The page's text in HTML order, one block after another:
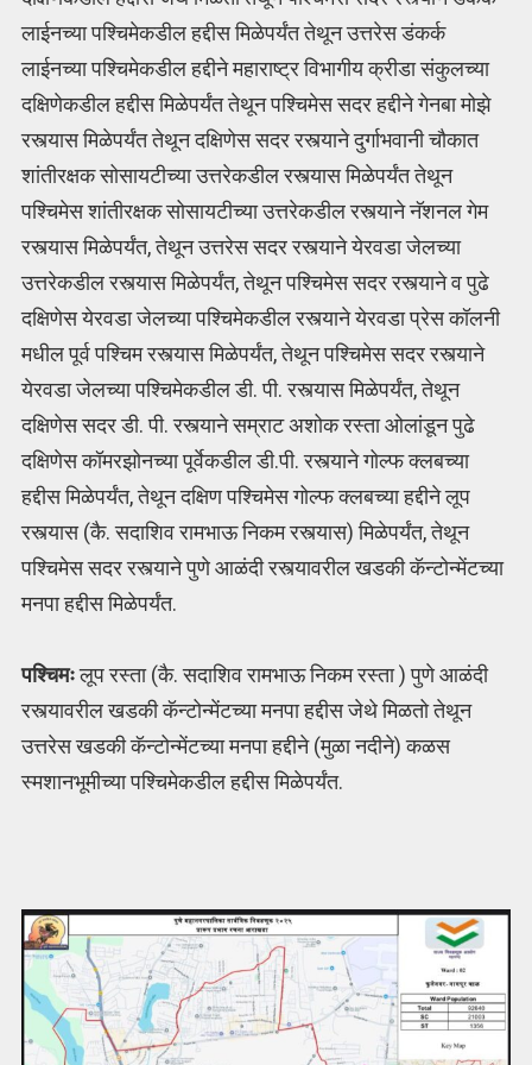
लाईनच्या पश्चिमेकडील हद्दीस मिळेपर्यंत तेथून उत्तरेस डंकर्क
लाईनच्या पश्चिमेकडील हद्दीने महाराष्ट्र विभागीय क्रीडा संकुलच्या
दक्षिणेकडील हद्दीस मिळेपर्यंत तेथून पश्चिमेस सदर हद्दीने गेनबा मोझे
रस्त्यास मिळेपर्यंत तेथून दक्षिणेस सदर रस्त्याने दुर्गाभवानी चौकात
शांतीरक्षक सोसायटीच्या उत्तरेकडील रस्त्यास मिळेपर्यंत तेथून
पश्चिमेस शांतीरक्षक सोसायटीच्या उत्तरेकडील रस्त्याने नॅशनल गेम
रस्त्यास मिळेपर्यंत, तेथून उत्तरेस सदर रस्त्याने येरवडा जेलच्या
उत्तरेकडील रस्त्यास मिळेपर्यंत, तेथून पश्चिमेस सदर रस्त्याने व पुढे
दक्षिणेस येरवडा जेलच्या पश्चिमेकडील रस्त्याने येरवडा प्रेस कॉलनी
मधील पूर्व पश्चिम रस्त्यास मिळेपर्यंत, तेथून पश्चिमेस सदर रस्त्याने
येरवडा जेलच्या पश्चिमेकडील डी. पी. रस्त्यास मिळेपर्यंत, तेथून
दक्षिणेस सदर डी. पी. रस्त्याने सम्राट अशोक रस्ता ओलांडून पुढे
दक्षिणेस कॉमरझोनच्या पूर्वेकडील डी.पी. रस्त्याने गोल्फ क्लबच्या
हद्दीस मिळेपर्यंत, तेथून दक्षिण पश्चिमेस गोल्फ क्लबच्या हद्दीने लूप
रस्त्यास (कै. सदाशिव रामभाऊ निकम रस्त्यास) मिळेपर्यंत, तेथून
पश्चिमेस सदर रस्त्याने पुणे आळंदी रस्त्यावरील खडकी कॅन्टोन्मेंटच्या
मनपा हद्दीस मिळेपर्यंत.
पश्चिमःलूप रस्ता (कै. सदाशिव रामभाऊ निकम रस्ता ) पुणे आळंदी
रस्त्यावरील खडकी कॅन्टोन्मेंटच्या मनपा हद्दीस जेथे मिळतो तेथून
उत्तरेस खडकी कॅन्टोन्मेंटच्या मनपा हद्दीने (मुळा नदीने) कळस
स्मशानभूमीच्या पश्चिमेकडील हद्दीस मिळेपर्यंत.